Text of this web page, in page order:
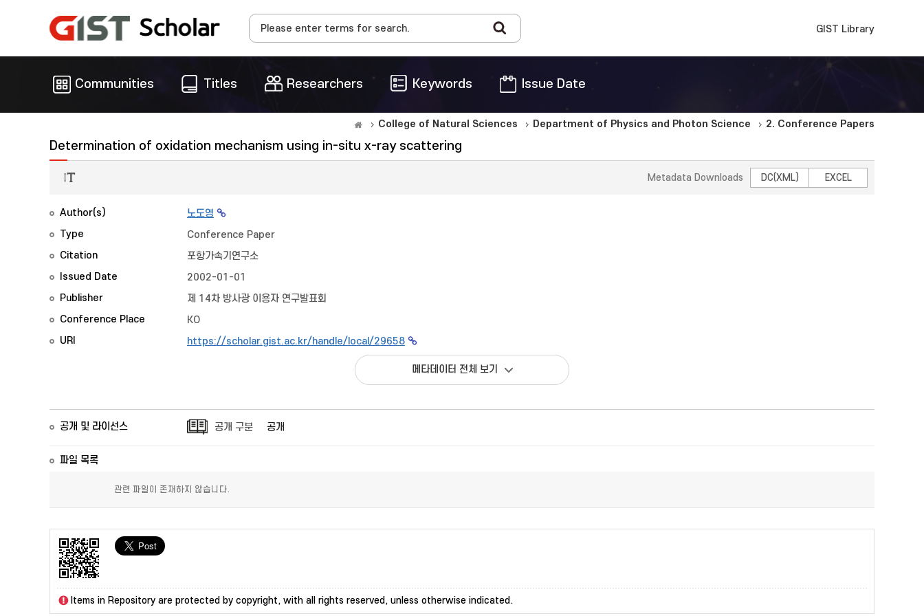
GIST Library
Communities Titles Researchers Keywords Issue Date
College of Natural Sciences Department of Physics and Photon Science 2. Conference Papers
Determination of oxidation mechanism using in-situ x-ray scattering
Metadata Downloads DC(XML) EXCEL
Author(s)
노도영
Type
Conference Paper
Citation
포항가속기연구소
Issued Date
2002-01-01
Publisher
제 14차 방사광 이용자 연구발표회
Conference Place
KO
URI
https://scholar.gist.ac.kr/handle/local/29658
메타데이터 전체 보기
공개 및 라이선스 공개 구분 공개
파일 목록
관련 파일이 존재하지 않습니다.
Items in Repository are protected by copyright, with all rights reserved, unless otherwise indicated.